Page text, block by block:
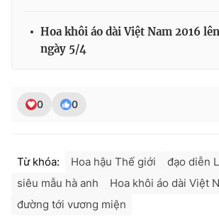
Hoa khôi áo dài Việt Nam 2016
ngày 5/4
0 0
Từ khóa: Hoa hậu Thế giới
đạo diễn
siêu mẫu hà anh
Hoa khôi áo dài Việt
đường tới vương miện